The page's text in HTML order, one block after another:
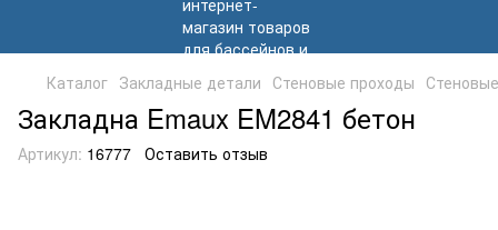
Каталог Закладные детали Стеновые проходы
Закладна Emaux EM2841 бетон
Артикул: 16777 Оставить отзыв